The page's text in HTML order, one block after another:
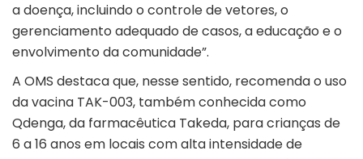
a doença, incluindo o controle de vetores, o
gerenciamento adequado de casos, a educação e o
envolvimento da comunidade”.
A OMS destaca que, nesse sentido, recomenda o uso
da vacina TAK-003, também conhecida como
Qdenga, da farmacêutica Takeda, para crianças de
6 a 16 anos em locais com alta intensidade de